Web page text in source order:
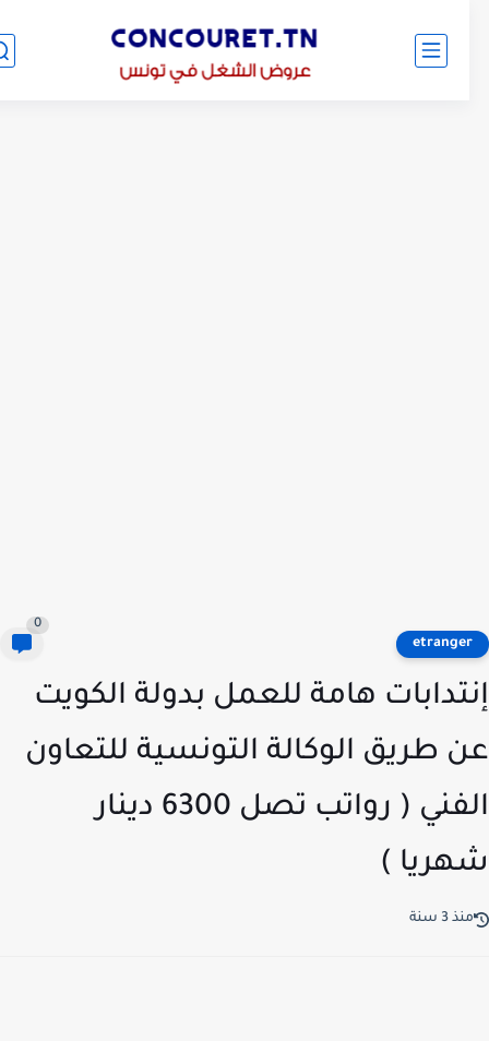
هامة للعمل بدولة الكويت
طريق الوكالة التونسية للتعاون
الفني ( رواتب تصل 6300 دينار
)
3 سنة